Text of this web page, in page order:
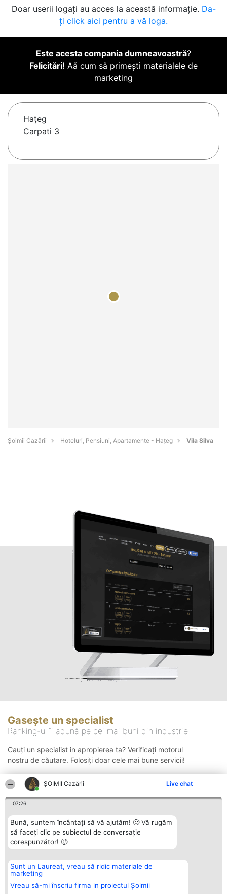
ȘOIMII Cazării Live chat
07:26
Bună, suntem încântați să vă ajutăm! 🙂 Vă rugăm
să faceți clic pe subiectul de conversație
corespunzător! 🙂
Sunt un Laureat, vreau să ridic materiale de
marketing
Vreau să-mi înscriu firma in proiectul Șoimii
Doar userii logați au acces la această informație. Da-
ți click aici pentru a vă loga.
Este acesta compania dumneavoastră?
Felicitări! Aă cum să primești materialele de
marketing
Haţeg
Carpati 3
Șoimii Cazării Hoteluri, Pensiuni, Apartamente - Haţeg Vila Silva
Gasește un specialist
Ranking-ul îi adună pe cei mai buni din industrie
Cauți un specialist in apropierea ta? Verificați motorul
nostru de căutare. Folosiți doar cele mai bune servicii!
Organizator Ranking
BRIGHT SOLUTIONS BR SRL
Aleea Timisul De Sus 2 Bl. A30
Sc. A Et. 4 Ap. 13 Cod 061952
Plebiscyt
Lista Tuturor
Laureaților
Contact